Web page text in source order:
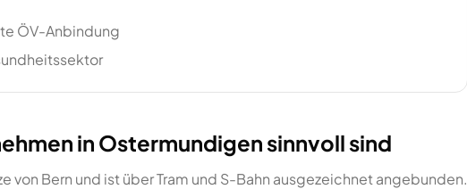
ÖV-Anbindung
in Ostermundigen sinnvoll sind
Bern und ist über Tram und S-Bahn ausgezeichnet angebunden.